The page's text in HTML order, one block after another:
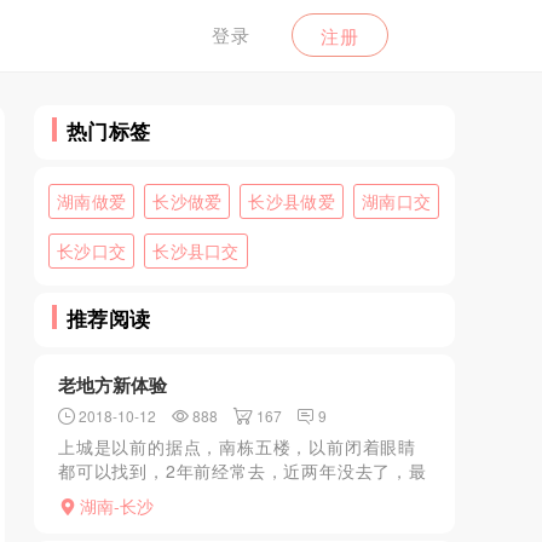
登录 注册
热门标签
湖南做爱 长沙做爱 长沙县做爱 湖南口交
长沙口交 长沙县口交
推荐阅读
老地方新体验
2018-10-12 888 167 9
上城是以前的据点，南栋五楼，以前闭着眼睛
都可以找到，2年前经常去，近两年没去了，最
近想着好久没去，去体验下，也是看了论坛的
帖子看到有人去过，想着肯定还开门，就去一
湖南-长沙